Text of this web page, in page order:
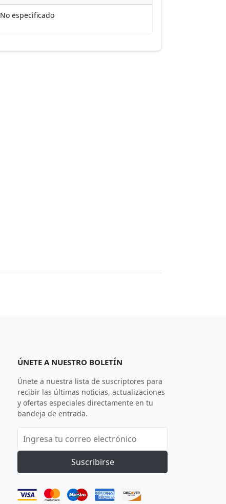
No especificado
ÚNETE A NUESTRO BOLETÍN
Únete a nuestra lista de suscriptores para
recibir las últimas noticias, actualizaciones
y ofertas especiales directamente en tu
bandeja de entrada.
Suscribirse